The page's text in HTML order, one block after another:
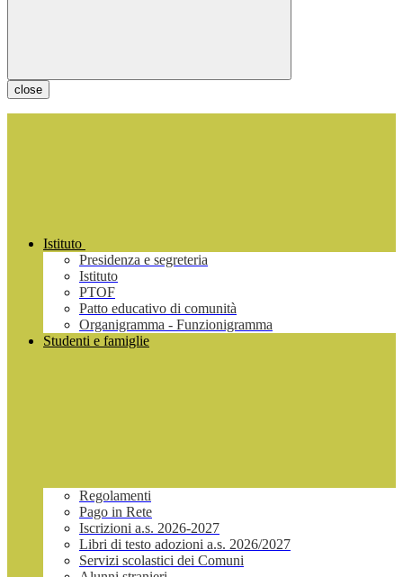
close
Istituto
Presidenza e segreteria
Istituto
PTOF
Patto educativo di comunità
Organigramma - Funzionigramma
Studenti e famiglie
Regolamenti
Pago in Rete
Iscrizioni a.s. 2026-2027
Libri di testo adozioni a.s. 2026/2027
Servizi scolastici dei Comuni